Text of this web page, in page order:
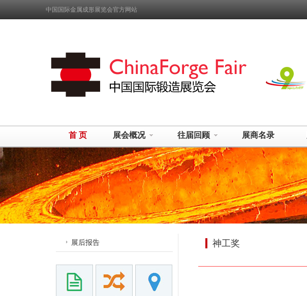
中国国际金属成形展览会官方网站
首 页 展会概况 往届回顾 展商名录
展后报告 神工奖